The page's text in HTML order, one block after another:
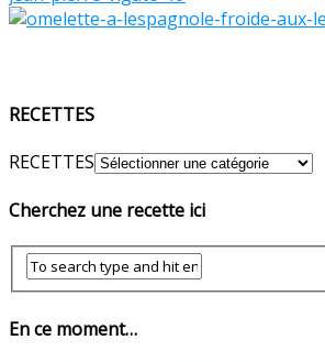
RECETTES
RECETTES
Cherchez une recette ici
En ce moment…